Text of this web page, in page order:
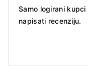
Samo logirani
napisati recenziju.